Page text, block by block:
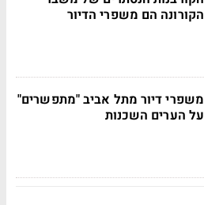
הקורונה הם משפרי הדיור
משפרי דיור מתל אביב "מתפשרים"
על הערים השכנות